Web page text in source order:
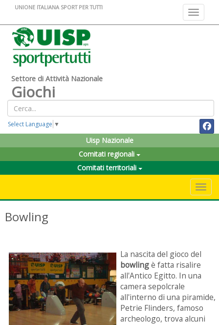
Toggle
UNIONE ITALIANA SPORT PER TUTTI
Settore di Attività Nazionale
Giochi
Select Language ▼
Uisp Nazionale
Comitati regionali
Comitati territoriali
Bowling
La nascita del gioco del
bowlingè fatta risalire
all'Antico Egitto. In una
camera sepolcrale
all'interno di una piramide,
Petrie Flinders, famoso
archeologo, trova alcuni